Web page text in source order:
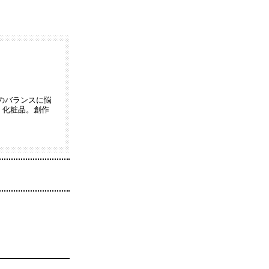
バランスに悩
化粧品。創作